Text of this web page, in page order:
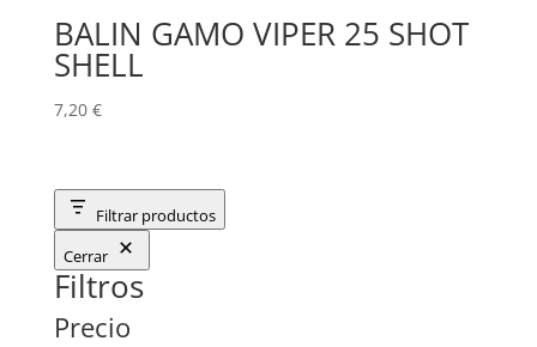
BALIN GAMO VIPER 25 SHOT
SHELL
7,20 €
Filtrar productos
Cerrar
Filtros
Precio